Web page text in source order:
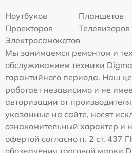
Ноутбуков
Планшетов
Проекторов
Телевизоров
Электросамокатов
Мы занимаемся ремонтом и
обслуживанием техники
гарантийного периода. Наш
работает независимо и не
авторизации от
указанные на сайте, носят
ознакомительный характер и
офертой согласно п. 2 ст. 437